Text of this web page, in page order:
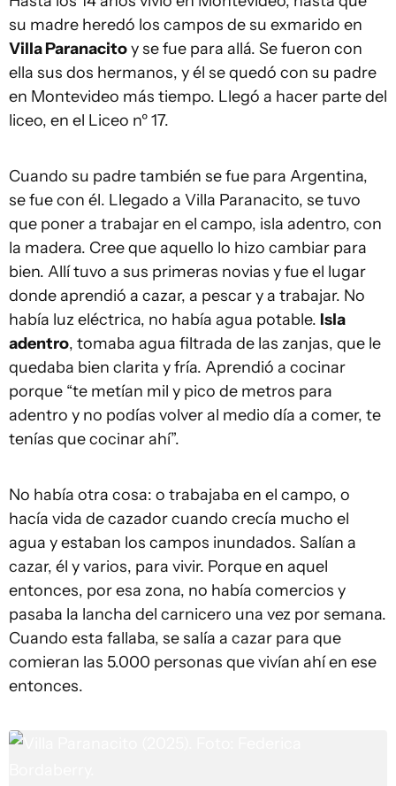
su madre heredó los campos de su exmarido en
Villa Paranacitoy se fue para allá. Se fueron con
ella sus dos hermanos, y él se quedó con su padre
en Montevideo más tiempo. Llegó a hacer parte del
liceo, en el Liceo nº 17.
Cuando su padre también se fue para Argentina,
se fue con él. Llegado a Villa Paranacito, se tuvo
que poner a trabajar en el campo, isla adentro, con
la madera. Cree que aquello lo hizo cambiar para
bien. Allí tuvo a sus primeras novias y fue el lugar
donde aprendió a cazar, a pescar y a trabajar. No
había luz eléctrica, no había agua potable. Isla
adentro, tomaba agua filtrada de las zanjas, que le
quedaba bien clarita y fría. Aprendió a cocinar
porque “te metían mil y pico de metros para
adentro y no podías volver al medio día a comer, te
tenías que cocinar ahí”.
No había otra cosa: o trabajaba en el campo, o
hacía vida de cazador cuando crecía mucho el
agua y estaban los campos inundados. Salían a
cazar, él y varios, para vivir. Porque en aquel
entonces, por esa zona, no había comercios y
pasaba la lancha del carnicero una vez por semana.
Cuando esta fallaba, se salía a cazar para que
comieran las 5.000 personas que vivían ahí en ese
entonces.